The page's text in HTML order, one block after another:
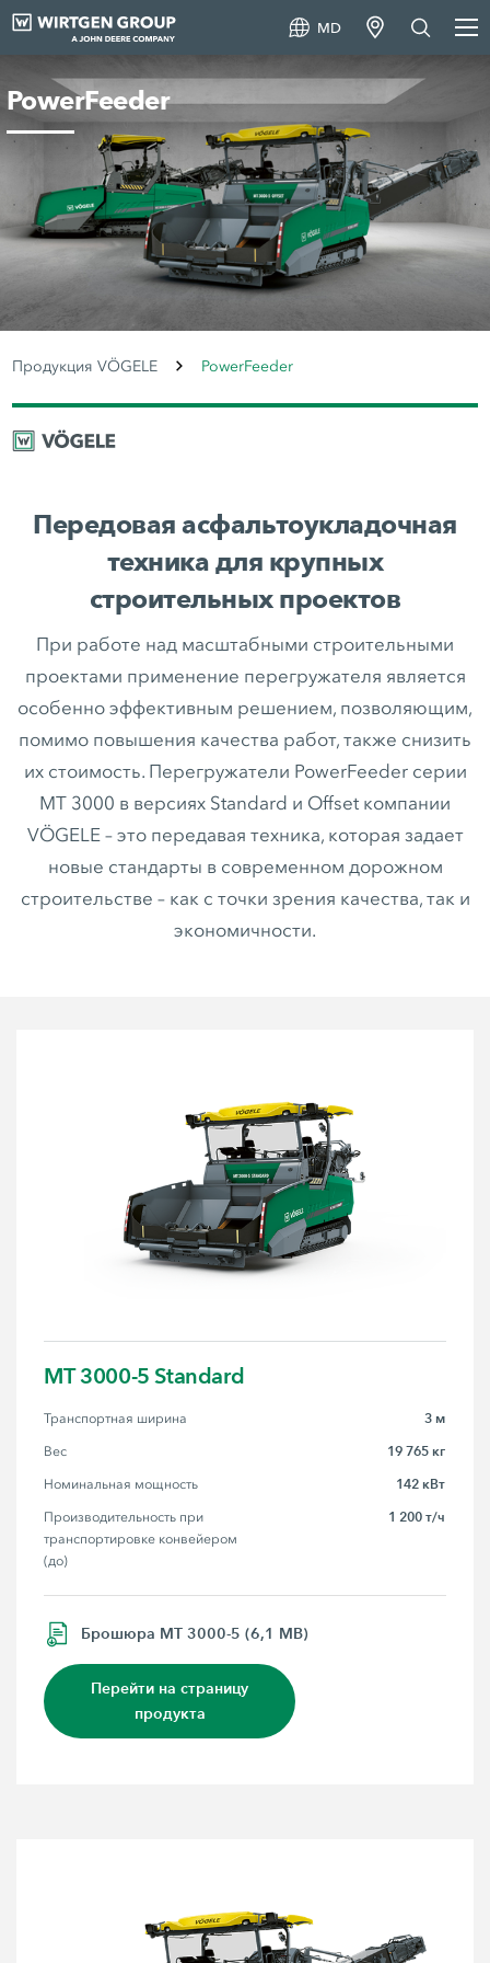
MD
PowerFeeder
Продукция VÖGELE PowerFeeder
Передовая асфальтоукладочная
техника для крупных
строительных проектов
При работе над масштабными строительными
проектами применение перегружателя является
особенно эффективным решением, позволяющим,
помимо повышения качества работ, также снизить
их стоимость. Перегружатели PowerFeeder серии
MT 3000 в версиях Standard и Offset компании
VÖGELE – это передавая техника, которая задает
новые стандарты в современном дорожном
строительстве – как с точки зрения качества, так и
экономичности.
MT 3000-5 Standard
Транспортная ширина 3 м
Вес 19 765 кг
Номинальная мощность 142 кВт
Производительность при
транспортировке конвейером
(до)
1 200 т/ч
Брошюра MT 3000-5 (6,1 MB)
Перейти на страницу
продукта